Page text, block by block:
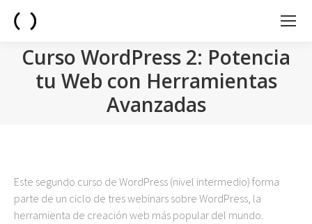
Curso WordPress 2: Potencia
tu Web con Herramientas
Avanzadas
Este segundo curso de WordPress (nivel intermedio) forma
parte de un ciclo de tres webinars sobre WordPress, la
herramienta de creación web más popular del mundo.